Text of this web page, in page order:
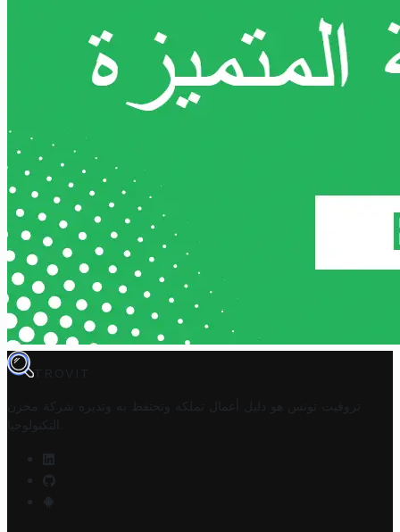
TROVIT
تروفيت تونس هو دليل أعمال تملكه وتحتفظ به وتديره
شركة مخزن
التكنولوجيا